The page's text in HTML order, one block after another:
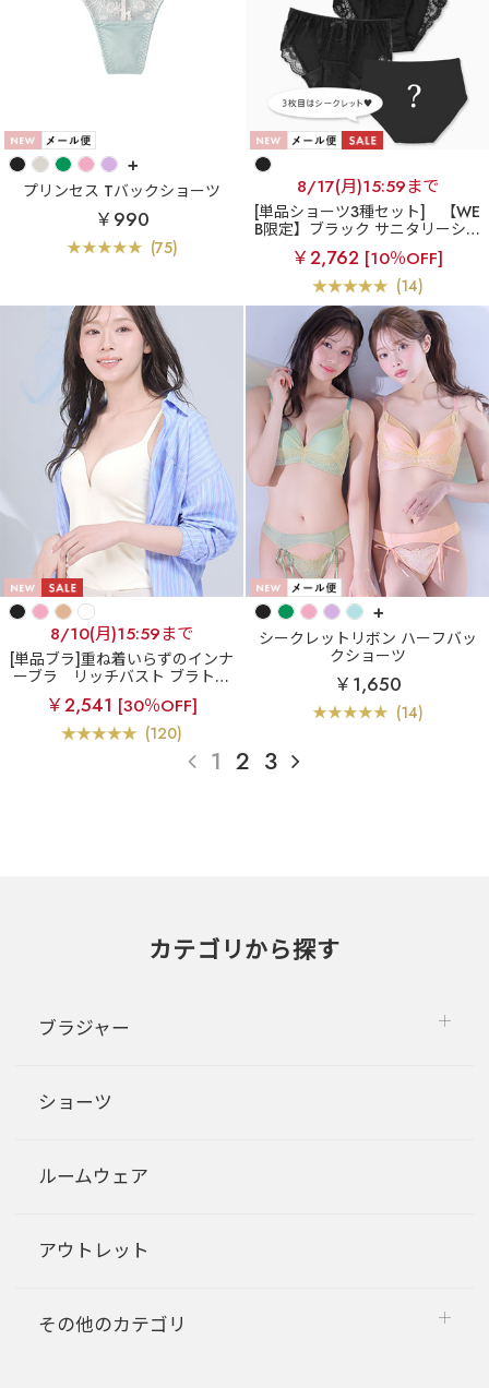
+
プリンセス Tバックショーツ
￥990
(75)
8/17(月)15:59まで
[単品ショーツ3種セット]
【WE
B限定】ブラック サニタリーショ
ーツ 3種類セット
￥2,762 [10％OFF]
(14)
8/10(月)15:59まで
[単品ブラ]重ね着いらずのインナ
ーブラ
リッチバスト ブラトッ
プ (ワイヤー入り)
￥2,541 [30％OFF]
(120)
+
シークレットリボン ハーフバッ
クショーツ
￥1,650
(14)
1 2 3
カテゴリから探す
ブラジャー
ショーツ
ルームウェア
アウトレット
その他のカテゴリ